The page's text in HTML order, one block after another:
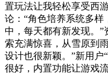
置玩法让我轻松享受西
论：“角色培养系统多
中，每天都有新发现。”
索充满惊喜，从雪原到
设计也很新颖。”新用户
很好，内置功能让游戏